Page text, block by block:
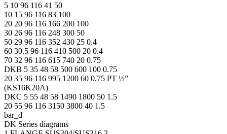
5 10 96 116 41 50
10 15 96 116 83 100
20 20 96 116 166 200 100
30 26 96 116 248 300 50
50 29 96 116 352 430 25 0.4
60 30.5 96 116 410 500 20 0.4
70 32 96 116 615 740 20 0.75
DKB 5 35 48 58 500 600 100 0.75
20 35 96 116 995 1200 60 0.75 PT ½”
(KS16K20A)
DKC 5 55 48 58 1490 1800 50 1.5
20 55 96 116 3150 3800 40 1.5
bar_d
DK Series diagrams